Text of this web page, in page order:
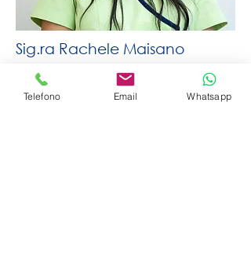
Sig.ra Rachele Maisano
Assistente alla poltrona ASO
Telefono Email Whatsapp